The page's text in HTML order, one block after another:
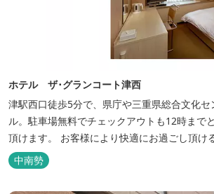
ホテル ザ･グランコート津西
津駅西口徒歩5分で、県庁や三重県総合文化
ル。駐車場無料でチェックアウトも12時まで
頂けます。 お客様により快適にお過ごし頂けるよう専用設備・アメ
ニティ付き女性専用フロアやビジネスマンに
ンター設置のお部屋など多種多様な部屋タイ
意。本質の時間、至上の空間をお届けいたします。 また１
中南勢